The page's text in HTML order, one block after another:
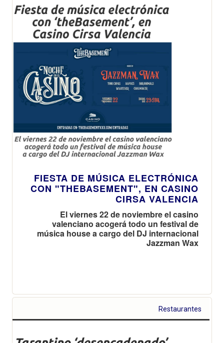
FIESTA DE MÚSICA ELECTRÓNICA
CON "THEBASEMENT", EN CASINO
CIRSA VALENCIA
El viernes 22 de noviembre el casino
valenciano acogerá todo un festival de
música house a cargo del DJ internacional
Jazzman Wax
Restaurantes